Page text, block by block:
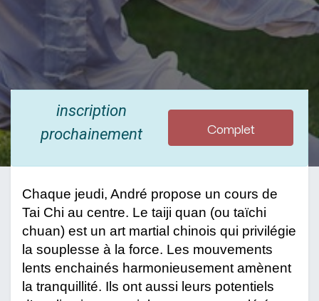
inscription
prochainement
Complet
Chaque jeudi, André propose un cours de
Tai Chi au centre. Le taiji quan (ou taïchi
chuan) est un art martial chinois qui privilégie
la souplesse à la force. Les mouvements
lents enchainés harmonieusement amènent
la tranquillité. Ils ont aussi leurs potentiels